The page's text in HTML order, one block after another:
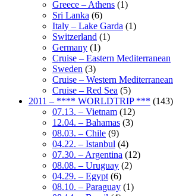
Greece – Athens (1)
Sri Lanka (6)
Italy – Lake Garda (1)
Switzerland (1)
Germany (1)
Cruise – Eastern Mediterranean
Sweden (3)
Cruise – Western Mediterranean
Cruise – Red Sea (5)
2011 – **** WORLDTRIP *** (143)
07.13. – Vietnam (12)
12.04. – Bahamas (3)
08.03. – Chile (9)
04.22. – Istanbul (4)
07.30. – Argentina (12)
08.08. – Uruguay (2)
04.29. – Egypt (6)
08.10. – Paraguay (1)